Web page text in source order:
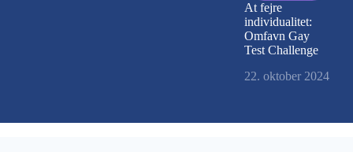
At fejre
individualitet:
Omfavn Gay
Test Challenge
22. oktober 2024